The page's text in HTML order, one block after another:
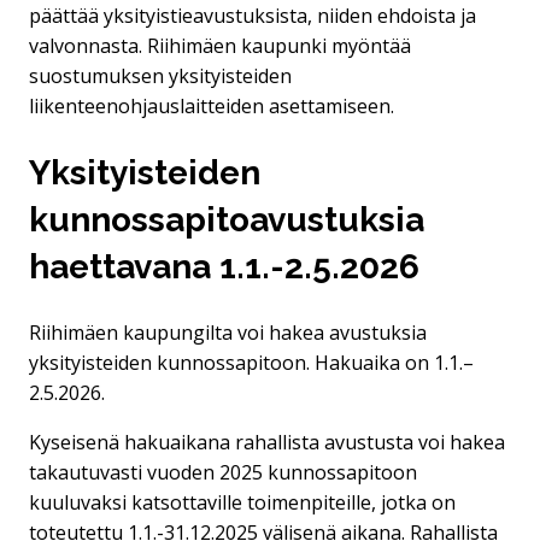
päättää yksityistieavustuksista, niiden ehdoista ja
valvonnasta. Riihimäen kaupunki myöntää
suostumuksen yksityisteiden
liikenteenohjauslaitteiden asettamiseen.
Yksityisteiden
kunnossapitoavustuksia
haettavana 1.1.-2.5.2026
Riihimäen kaupungilta voi hakea avustuksia
yksityisteiden kunnossapitoon. Hakuaika on 1.1.–
2.5.2026.
Kyseisenä hakuaikana rahallista avustusta voi hakea
takautuvasti vuoden 2025 kunnossapitoon
kuuluvaksi katsottaville toimenpiteille, jotka on
toteutettu 1.1.-31.12.2025 välisenä aikana. Rahallista